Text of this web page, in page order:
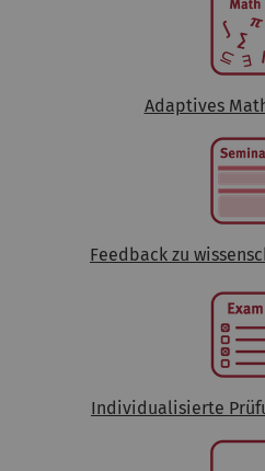
Adaptives
Feedback zu
Individualisierte